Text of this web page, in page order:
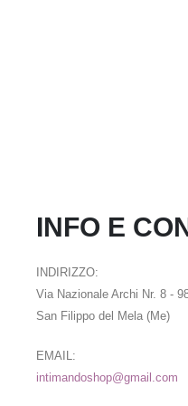
INFO E
INDIRIZZO:
Via Nazionale Archi Nr. 8 -
San Filippo del Mela (Me)
EMAIL:
intimandoshop@gmail.com